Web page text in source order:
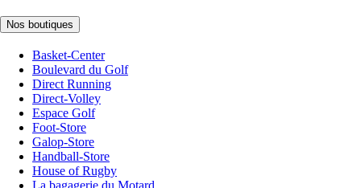
Nos boutiques
Basket-Center
Boulevard du Golf
Direct Running
Direct-Volley
Espace Golf
Foot-Store
Galop-Store
Handball-Store
House of Rugby